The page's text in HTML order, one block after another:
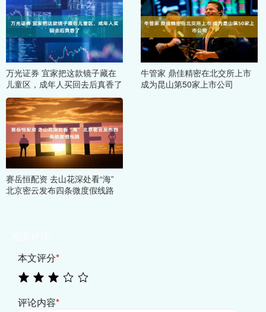
万光证券 宜家把这款镜子藏在
儿童区，成年人买回去后真香了
牛管家 鼎佳精密在北交所上市
成为昆山第50家上市公司
赛岳恒配资 去山花深处看“海”
北京密云发布四条微度假线路
本文评分*
评论内容*